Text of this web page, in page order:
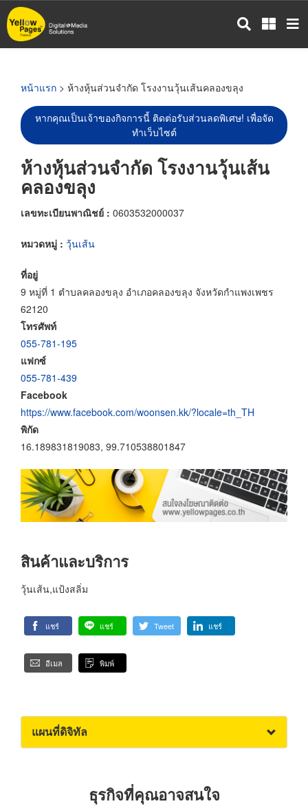
ข้าม
ไป
หน้าแรก > ห้างหุ้นส่วนจำกัด โรงงานวุ้นเส้นคลองขลุง
หากคุณเป็นเจ้าของกิจการนี้ ติดต่อรับส่วนลดพิเศษ! เพื่อจัด
ทำเว็บไซต์
ห้างหุ้นส่วนจำกัด โรงงานวุ้นเส้น
คลองขลุง
เลขทะเบียนพาณิชย์ : 0603532000037
หมวดหมู่ : วุ้นเส้น
ที่อยู่
9 หมู่ที่ 1 ตำบลคลองขลุง อำเภอคลองขลุง จังหวัดกำแพงเพชร
62120
โทรศัพท์
055-781-195
แฟกซ์
055-781-439
Facebook
https://www.facebook.com/woonsen.kk/?locale=th_TH
พิกัด
16.189831819083, 99.710538801847
สินค้าและบริการ
วุ้นเส้น,แป้งสลิ่ม
แชร์ แชร์ Tweet แชร์
อีเมล พิมพ์
แผนที่ดิจิทัล
ธุรกิจที่คุณอาจสนใจ